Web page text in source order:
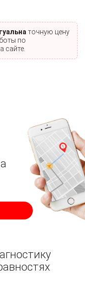
точную цену
по
сайте.